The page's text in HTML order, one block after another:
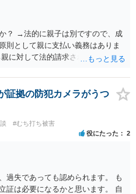
？ →法的に親子は別ですので、成
則として親に支払い義務はありま
に対して法的請求される可能性は
どう対応すべきでしょうか？ →債
、請求するのであれば本人に対し
す。
証拠の防犯カメラがうつ
#むち打ち被害
役にたった 2
過失であっても認められます。 も
証は必要になるかと思います。 自